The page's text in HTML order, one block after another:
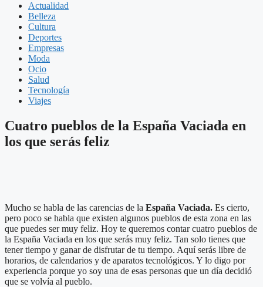
Actualidad
Belleza
Cultura
Deportes
Empresas
Moda
Ocio
Salud
Tecnología
Viajes
Cuatro pueblos de la España Vaciada en
los que serás feliz
Mucho se habla de las carencias de la España Vaciada. Es cierto,
pero poco se habla que existen algunos pueblos de esta zona en las
que puedes ser muy feliz. Hoy te queremos contar cuatro pueblos de
la España Vaciada en los que serás muy feliz. Tan solo tienes que
tener tiempo y ganar de disfrutar de tu tiempo. Aquí serás libre de
horarios, de calendarios y de aparatos tecnológicos. Y lo digo por
experiencia porque yo soy una de esas personas que un día decidió
que se volvía al pueblo.